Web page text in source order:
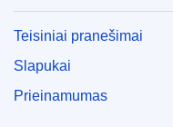
Teisiniai pranešimai
Slapukai
Prieinamumas